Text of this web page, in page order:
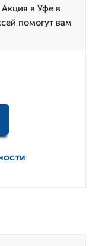
Акция в Уфе в
помогут вам